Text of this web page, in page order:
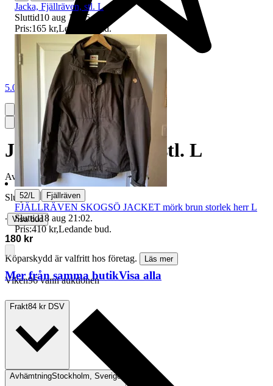
5.0
Jacka, Fjällräven, stl. L
Avslutad
14 jun 20:59
Slutpris
∙ Visa bud
180 kr
Köparskydd är valfritt hos företag.
Läs mer
Viken96 vann auktionen
Frakt84 kr DSV
AvhämtningStockholm, Sverige
Jacka, Fjällräven, stl. L
Sluttid10 aug 18:45.
Pris:165 kr,Ledande bud.
52/L | Fjällräven
FJÄLLRÄVEN SKOGSÖ JACKET mörk brun storlek herr L
Sluttid18 aug 21:02.
Pris:410 kr,Ledande bud.
Mer från samma butikVisa alla